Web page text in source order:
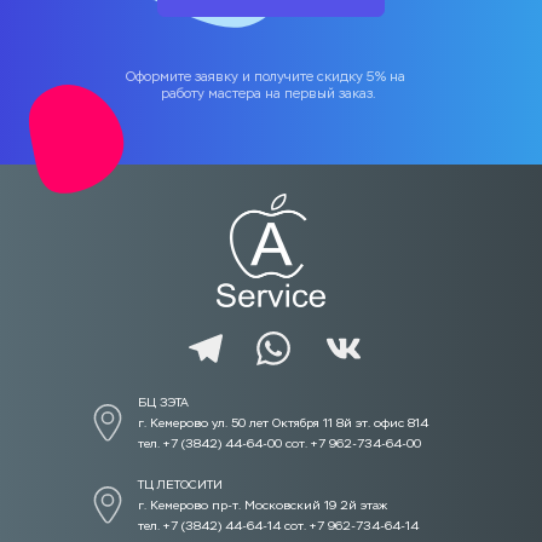
Оформите заявку и получите скидку 5% на
работу мастера на первый заказ.
БЦ ЗЭТА
г. Кемерово ул. 50 лет Октября 11 8й эт. офис 814
тел. +7 (3842) 44-64-00 сот. +7 962-734-64-00
ТЦ ЛЕТОСИТИ
г. Кемерово пр-т. Московский 19 2й этаж
тел. +7 (3842) 44-64-14 сот. +7 962-734-64-14